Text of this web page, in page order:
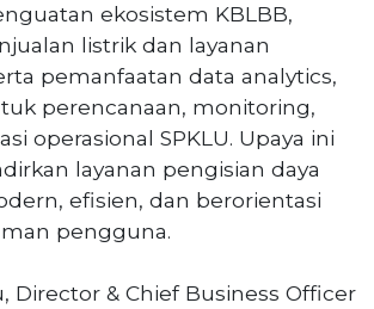
ekosistem KBLBB,
listrik dan layanan
pemanfaatan data analytics,
perencanaan, monitoring,
operasional SPKLU. Upaya ini
layanan pengisian daya
efisien, dan berorientasi
pengguna.
Director & Chief Business Officer